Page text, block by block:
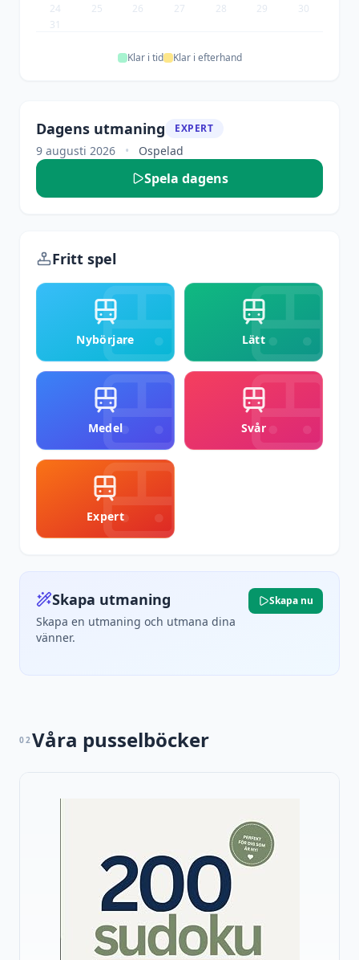
24
25 26 27 28 29
30
31
Klar i tid Klar i efterhand
Dagens utmaning EXPERT
9 augusti 2026 • Ospelad
Spela dagens
Fritt spel
Nybörjare Lätt
Medel Svår
Expert
Skapa utmaning
Skapa en utmaning och utmana dina
vänner.
Skapa nu
02 Våra pusselböcker